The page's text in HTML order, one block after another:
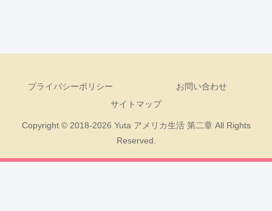
プライバシーポリシー
お問い合わせ
サイトマップ
Copyright © 2018-2026 Yuta アメリカ生活 第二章 All Rights
Reserved.